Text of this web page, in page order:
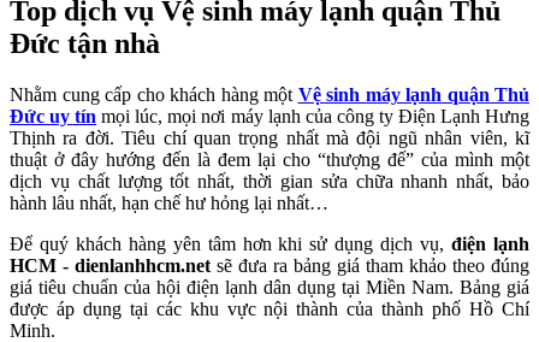
Top dịch vụ Vệ sinh máy lạnh quận Thủ
Đức tận nhà
Nhằm cung cấp cho khách hàng một Vệ sinh máy lạnh quận Thủ
Đức uy tín mọi lúc, mọi nơi máy lạnh của công ty Điện Lạnh Hưng
Thịnh ra đời. Tiêu chí quan trọng nhất mà đội ngũ nhân viên, kĩ
thuật ở đây hướng đến là đem lại cho “thượng đế” của mình một
dịch vụ chất lượng tốt nhất, thời gian sửa chữa nhanh nhất, bảo
hành lâu nhất, hạn chế hư hỏng lại nhất…
Để quý khách hàng yên tâm hơn khi sử dụng dịch vụ,điện lạnh
HCM - dienlanhhcm.net sẽ đưa ra bảng giá tham khảo theo đúng
giá tiêu chuẩn của hội điện lạnh dân dụng tại Miền Nam. Bảng giá
được áp dụng tại các khu vực nội thành của thành phố Hồ Chí
Minh.